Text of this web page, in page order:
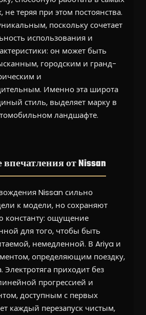
не теряя при этом постоянства.
поскольку сочетает
использования и
он может быть
городским и гранд-
и
Именно эта широта
стиль, выделяет марку в
ландшафте.
от Nissan
Nissan сильно
к модели, но сохраняют
константу: ощущение
для того, чтобы быть
немедленной. В Ariya и
определяющим поездку,
Электротяга приходит без
прогрессией и
доступным с первых
каждый перезапуск чистым,